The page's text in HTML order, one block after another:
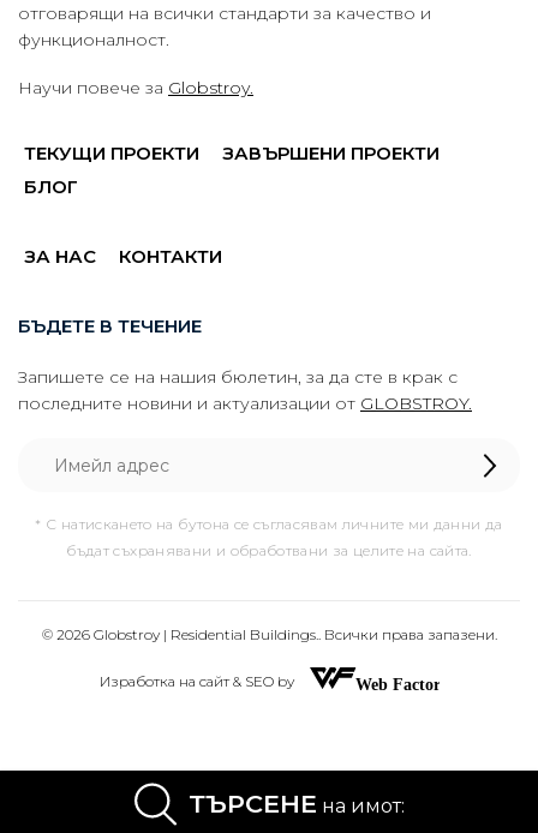
отговарящи на всички стандарти за качество и
функционалност.
Научи повече за Globstroy.
ТЕКУЩИ ПРОЕКТИ
ЗАВЪРШЕНИ ПРОЕКТИ
БЛОГ
ЗА НАС КОНТАКТИ
БЪДЕТЕ В ТЕЧЕНИЕ
Запишете се на нашия бюлетин, за да сте в крак с
последните новини и актуализации от GLOBSTROY.
* С натискането на бутона се съгласявам личните ми данни да
бъдат съхранявани и обработвани за целите на сайта.
© 2026 Globstroy | Residential Buildings.. Всички права запазени.
Изработка на сайт & SEO by
ТЪРСЕНЕ на имот: